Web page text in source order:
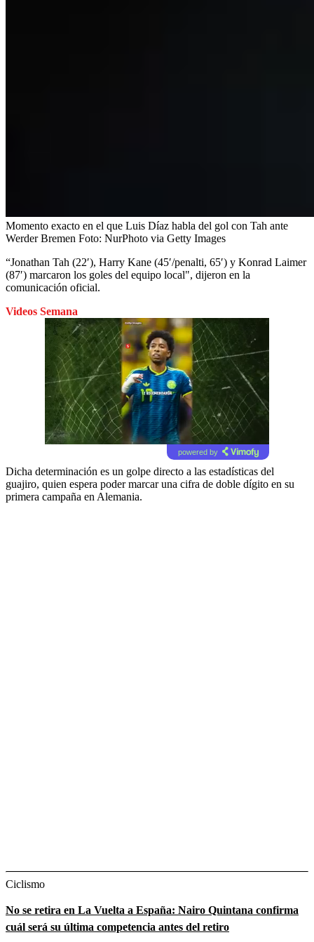
Momento exacto en el que Luis Díaz habla del gol con Tah ante
Werder Bremen Foto: NurPhoto via Getty Images
“Jonathan Tah (22′), Harry Kane (45′/penalti, 65′) y Konrad Laimer
(87′) marcaron los goles del equipo local", dijeron en la
comunicación oficial.
Videos Semana
powered by
Dicha determinación es un golpe directo a las estadísticas del
guajiro, quien espera poder marcar una cifra de doble dígito en su
primera campaña en Alemania.
Ciclismo
No se retira en La Vuelta a España: Nairo Quintana confirma
cuál será su última competencia antes del retiro